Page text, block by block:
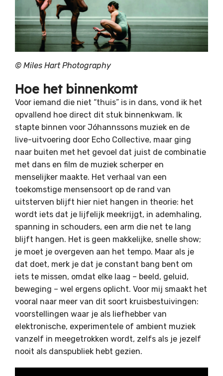
© Miles Hart Photography
Hoe het binnenkomt
Voor iemand die niet “thuis” is in dans, vond ik het
opvallend hoe direct dit stuk binnenkwam. Ik
stapte binnen voor Jóhannssons muziek en de
live-uitvoering door Echo Collective, maar ging
naar buiten met het gevoel dat juist de combinatie
met dans en film de muziek scherper en
menselijker maakte. Het verhaal van een
toekomstige mensensoort op de rand van
uitsterven blijft hier niet hangen in theorie: het
wordt iets dat je lijfelijk meekrijgt, in ademhaling,
spanning in schouders, een arm die net te lang
blijft hangen. Het is geen makkelijke, snelle show;
je moet je overgeven aan het tempo. Maar als je
dat doet, merk je dat je constant bang bent om
iets te missen, omdat elke laag – beeld, geluid,
beweging – wel ergens oplicht. Voor mij smaakt het
vooral naar meer van dit soort kruisbestuivingen:
voorstellingen waar je als liefhebber van
elektronische, experimentele of ambient muziek
vanzelf in meegetrokken wordt, zelfs als je jezelf
nooit als danspubliek hebt gezien.